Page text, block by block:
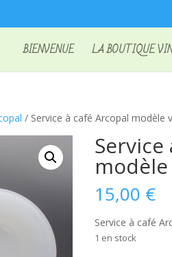
BIENVENUE LA BOUTIQUE
/ Service à café Arcopal modèle
Service
15,00 €
Service à café
1 en stock